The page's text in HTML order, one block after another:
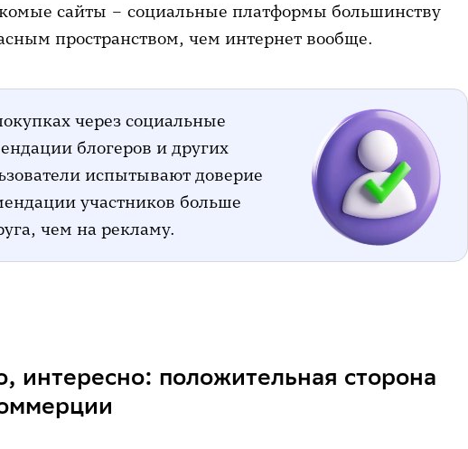
сайты – социальные платформы большинству
пространством, чем интернет вообще.
через социальные
блогеров и других
испытывают доверие
участников больше
чем на рекламу.
интересно: положительная сторона